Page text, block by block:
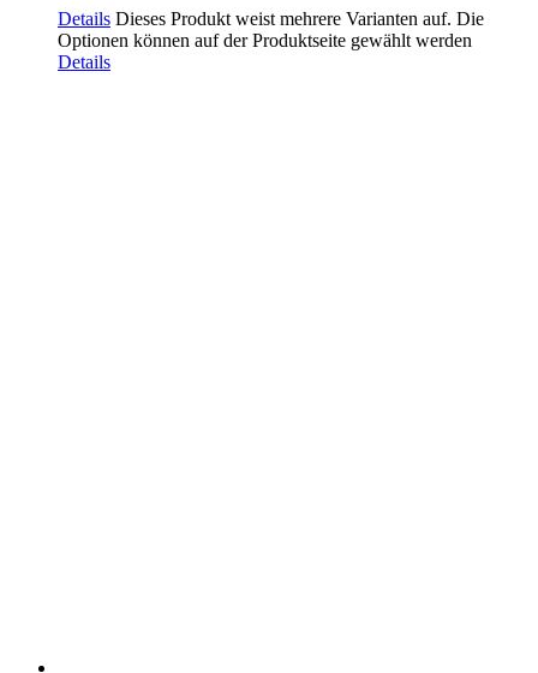
Details Dieses Produkt weist mehrere Varianten auf. Die
Optionen können auf der Produktseite gewählt werden
Details